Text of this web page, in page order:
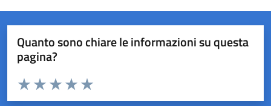
Quanto sono chiare le informazioni su questa
pagina?
Valuta da 1 a 5 stelle la pagina
Valuta 5 stelle su 5
Valuta 4 stelle su 5
Valuta 3 stelle su 5
Valuta 2 stelle su 5
Valuta 1 stelle su 5